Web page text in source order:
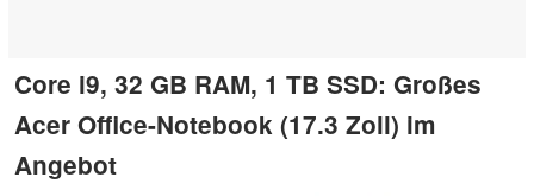
Core i9, 32 GB RAM, 1 TB SSD: Großes
Acer Office-Notebook (17.3 Zoll) im
Angebot